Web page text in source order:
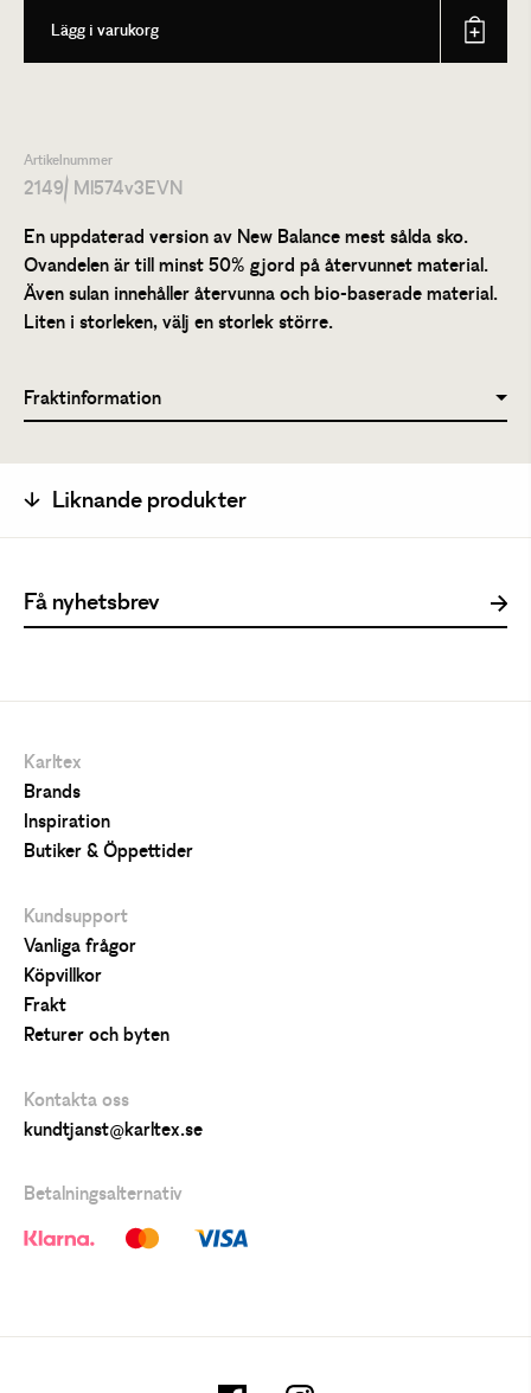
Lägg i varukorg
Artikelnummer
2149/ Ml574v3EVN
En uppdaterad version av New Balance mest sålda sko.
Ovandelen är till minst 50% gjord på återvunnet material.
Även sulan innehåller återvunna och bio-baserade material.
Liten i storleken, välj en storlek större.
Fraktinformation
Liknande produkter
Karltex
Brands
Inspiration
Butiker & Öppettider
Kundsupport
Vanliga frågor
Köpvillkor
Frakt
Returer och byten
Kontakta oss
kundtjanst@karltex.se
Betalningsalternativ